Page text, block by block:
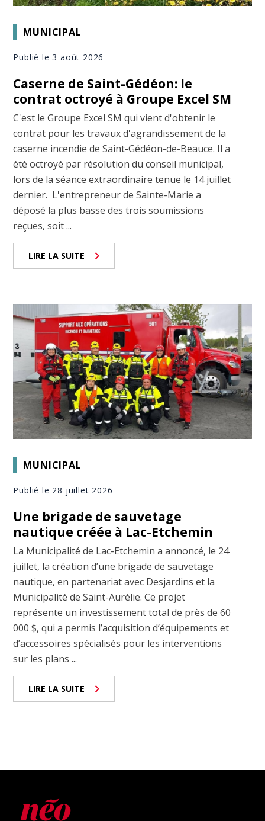
MUNICIPAL
Publié le 3 août 2026
Caserne de Saint-Gédéon: le
contrat octroyé à Groupe Excel SM
C'est le Groupe Excel SM qui vient d'obtenir le
contrat pour les travaux d'agrandissement de la
caserne incendie de Saint-Gédéon-de-Beauce. Il a
été octroyé par résolution du conseil municipal,
lors de la séance extraordinaire tenue le 14 juillet
dernier. L'entrepreneur de Sainte-Marie a
déposé la plus basse des trois soumissions
reçues, soit ...
LIRE LA SUITE
MUNICIPAL
Publié le 28 juillet 2026
Une brigade de sauvetage
nautique créée à Lac-Etchemin
La Municipalité de Lac-Etchemin a annoncé, le 24
juillet, la création d’une brigade de sauvetage
nautique, en partenariat avec Desjardins et la
Municipalité de Saint-Aurélie. Ce projet
représente un investissement total de près de 60
000 $, qui a permis l’acquisition d’équipements et
d’accessoires spécialisés pour les interventions
sur les plans ...
LIRE LA SUITE